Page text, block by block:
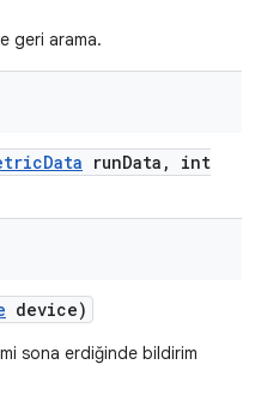
geri arama.
Data runData ,
int
device)
sona erdiğinde bildirim